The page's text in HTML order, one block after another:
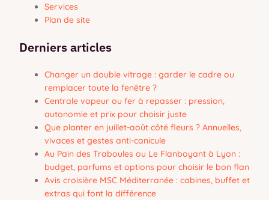
Services
Plan de site
Derniers articles
Changer un double vitrage : garder le cadre ou
remplacer toute la fenêtre ?
Centrale vapeur ou fer à repasser : pression,
autonomie et prix pour choisir juste
Que planter en juillet-août côté fleurs ? Annuelles,
vivaces et gestes anti-canicule
Au Pain des Traboules ou Le Flanboyant à Lyon :
budget, parfums et options pour choisir le bon flan
Avis croisière MSC Méditerranée : cabines, buffet et
extras qui font la différence